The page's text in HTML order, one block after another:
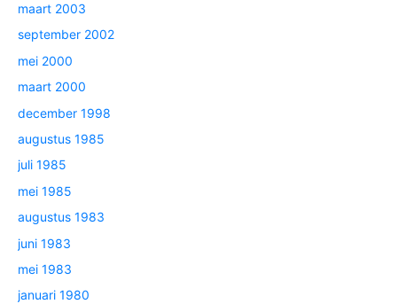
maart 2003
september 2002
mei 2000
maart 2000
december 1998
augustus 1985
juli 1985
mei 1985
augustus 1983
juni 1983
mei 1983
januari 1980